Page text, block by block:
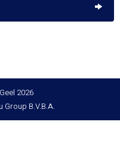
2026
B.V.B.A.